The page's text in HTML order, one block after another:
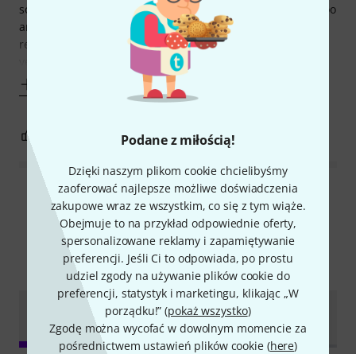
Podane z miłością!
Dzięki naszym plikom cookie chcielibyśmy
zaoferować najlepsze możliwe doświadczenia
zakupowe wraz ze wszystkim, co się z tym wiąże.
Obejmuje to na przykład odpowiednie oferty,
spersonalizowane reklamy i zapamiętywanie
preferencji. Jeśli Ci to odpowiada, po prostu
udziel zgody na używanie plików cookie do
preferencji, statystyk i marketingu, klikając „W
porządku!” (pokaż wszystko)
Zgodę można wycofać w dowolnym momencie za
pośrednictwem ustawień plików cookie (here)
so my toddler daughter can sit with me and "play" piano too
and not need to struggle to reach the keys. Highly
recommend the bench. It also looks great - classy with the
ZGŁOŚ NADUŻYCIE
Wszystkie oceny
Czy wiesz że?
Poradniki
Dokumenty do
pobrania